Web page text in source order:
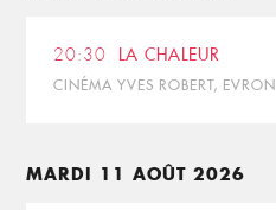
20:30 LA CHALEUR
CINÉMA YVES ROBERT, EVRON
MARDI 11 AOÛT 2026